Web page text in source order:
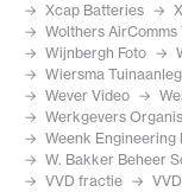
Xcap Batteries
Wolthers AirComms
Wijnbergh Foto
Wiersma
Wever Video
Werkgevers
Weenk Engineering
W. Bakker Beheer
VVD fractie